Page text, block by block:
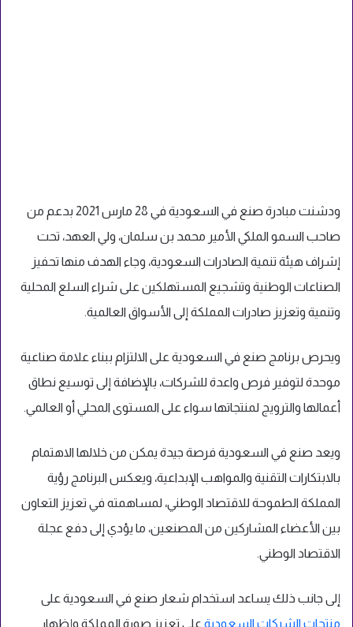
ودشنت مبادرة صنع في السعودية في 28 مارس 2021 بدعم من
صاحب السمو الملكي الأمير محمد بن سلمان، ولي العهد، تحت
إشراف هيئة تنمية الصادرات السعودية، وجاء الهدف منها تحفيز
الصناعات الوطنية وتشجيع المستهلكين على شراء السلع المحلية
وتنمية وتعزيز صادرات المملكة إلى الأسواق العالمية.
ويحرص برنامج صنع في السعودية على الالتزام ببناء علامة صناعية
موحدة لتوفير فرص واعدة للشركات، بالإضافة إلى توسيع نطاق
أعمالها والترويج لمنتجاتها سواء على المستوى المحلي أو العالمي.
ويعد صنع في السعودية فرصة جيدة يمكن من خلالها الاهتمام
بالابتكارات التقنية والمواهب الإبداعية، ويعكس البرنامج رؤية
المملكة الطموحة للاقتصاد الوطني، لمساهمته في تعزيز التعاون
بين الأعضاء المشاركين من المصنعين، ما يؤدي إلى دفع عجلة
الاقتصاد الوطني.
إلى جانب ذلك يساعد استخدام شعار صنع في السعودية على
منتجات الشركات السعودية على تعزيز صورة المملكة وإظهار